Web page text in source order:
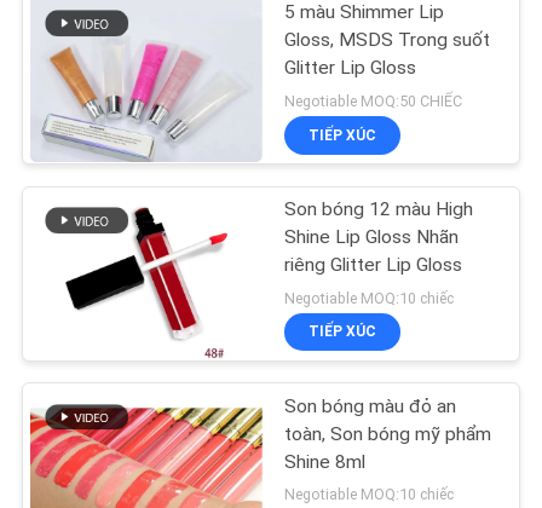
Bút sơn móng tay
UV Gel
6
Máy tẩy lông IPL tại
nhà
5 màu Shimmer Lip
Gloss, MSDS Trong suốt
Glitter Lip Gloss
Negotiable MOQ:50 CHIẾC
TIẾP XÚC
Son bóng 12 màu High
Shine Lip Gloss Nhãn
riêng Glitter Lip Gloss
Negotiable MOQ:10 chiếc
TIẾP XÚC
Son bóng màu đỏ an
toàn, Son bóng mỹ phẩm
Shine 8ml
Negotiable MOQ:10 chiếc